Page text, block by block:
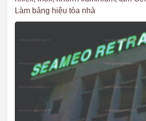
Làm bảng hiệu tòa nhà